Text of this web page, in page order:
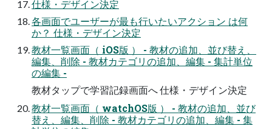
仕様・デザイン決定
各画面でユーザーが最も行いたいアクション は何
か？ 仕様・デザイン決定
教材一覧画面（ iOS版 ） - 教材の追加、並び替え、
編集、削除 - 教材カテゴリの追加、編集 - 集計単位
の編集 -
教材タップで学習記録画面へ 仕様・デザイン決定
教材一覧画面（ watchOS版 ） - 教材の追加、並び
替え、編集、削除 - 教材カテゴリの追加、編集 - 集